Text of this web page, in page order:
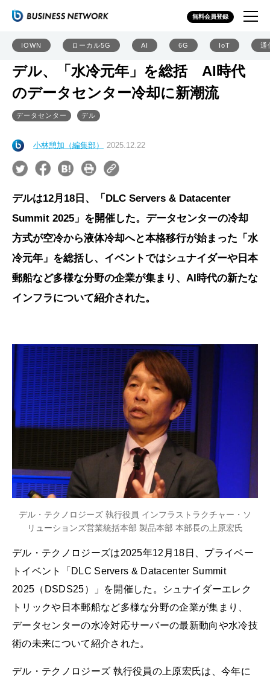
無料会員登録
IOWN ローカル5G AI 6G IoT 通
デル、「水冷元年」を総括 AI時代
のデータセンター冷却に新潮流
データセンター デル
小林憩加（編集部） 2025.12.22
デルは12月18日、「DLC Servers & Datacenter
Summit 2025」を開催した。データセンターの冷却
方式が空冷から液体冷却へと本格移行が始まった「水
冷元年」を総括し、イベントではシュナイダーや日本
郵船など多様な分野の企業が集まり、AI時代の新たな
インフラについて紹介された。
デル・テクノロジーズ 執行役員 インフラストラクチャー・ソ
リューションズ営業統括本部 製品本部 本部長の上原宏氏
デル・テクノロジーズは2025年12月18日、プライベー
トイベント「DLC Servers & Datacenter Summit
2025（DSDS25）」を開催した。シュナイダーエレク
トリックや日本郵船など多様な分野の企業が集まり、
データセンターの水冷対応サーバーの最新動向や水冷技
術の未来について紹介された。
デル・テクノロジーズ 執行役員の上原宏氏は、今年に